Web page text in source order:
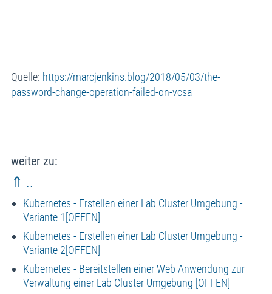
Quelle: https://marcjenkins.blog/2018/05/03/the-
password-change-operation-failed-on-vcsa
weiter zu:
⇑ ..
Kubernetes - Erstellen einer Lab Cluster Umgebung -
Variante 1[OFFEN]
Kubernetes - Erstellen einer Lab Cluster Umgebung -
Variante 2[OFFEN]
Kubernetes - Bereitstellen einer Web Anwendung zur
Verwaltung einer Lab Cluster Umgebung [OFFEN]